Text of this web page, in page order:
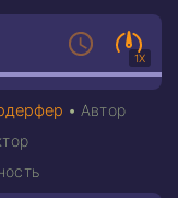
1X
• Автор